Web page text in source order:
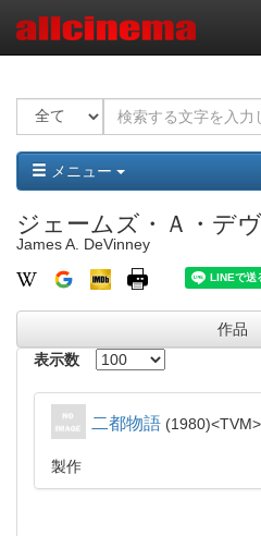
メニュー
ジェームズ・Ａ・デ
James A. DeVinney
作品
表示数
二都物語 1980 TVM
製作